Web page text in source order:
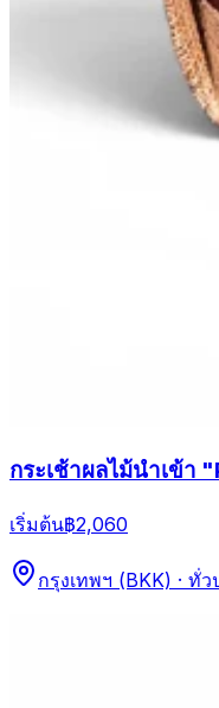
กระเช้าผลไม้นำเข้า
เริ่มต้น฿2,060
กรุงเทพฯ (BKK) · ทั่ว